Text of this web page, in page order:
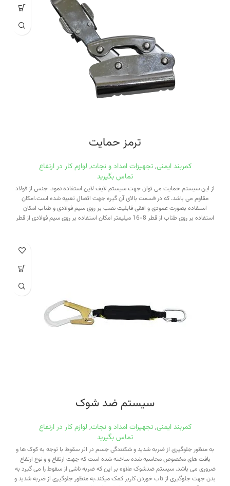
میلیمتر استحکام و ایمنی بالا مناسب جهت کارهای صنعتی کد:A300
ترمز حمایت
کمربند ایمنی, تجهیزات امداد و نجات, لوازم کار در ارتفاع
تماس بگیرید
از این سیستم حمایت می توان جهت سیستم لایف لاین استفاده نمود. جنس از فولاد
مقاوم می باشد. که در قسمت بالای آن گیره جهت اتصال تعبیه شده است.امکان
استفاده بصورت عمودی و افقی قابلیت نصب بر روی سیم فولادی و طناب امکان
استفاده بر روی طناب از قطر 8-16 میلیمتر امکان استفاده بر روی سیم فولادی از قطر
8-16 میلیمتر استحکام و ایمنی بالا مناسب جهت کارهای صنعتی
سیستم ضد شوک
کمربند ایمنی, تجهیزات امداد و نجات, لوازم کار در ارتفاع
تماس بگیرید
به منظور جلوگیری از ضربه شدید و شکنندگی جسم در اثر سقوط با توجه به کوک ها و
بافت های مخصوص محاسبه شده ساخته شده است که جهت ارتفاع و و نوع ارتفاع
ضروری می باشد. سیستم ضدشوک علاوه بر این که ضربه ناشی از سقوط را می گیرد به
بدن جهت جلوگیری از تاب خوردن کاربر کمک میکند.به منظور جلوگیری از ضربه شدید و